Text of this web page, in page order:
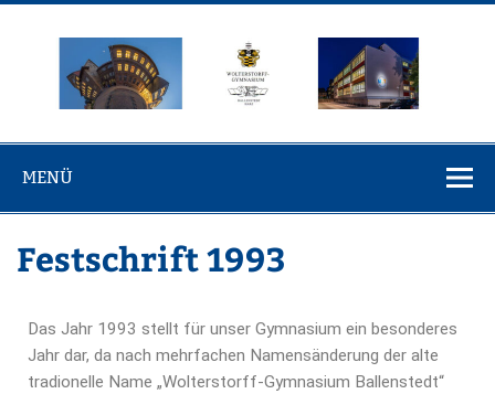
Gymnasium
Ballenstedt
MENÜ
Festschrift 1993
Das Jahr 1993 stellt für unser Gymnasium ein besonderes
Jahr dar, da nach mehrfachen Namensänderung der alte
tradionelle Name „Wolterstorff-Gymnasium Ballenstedt“